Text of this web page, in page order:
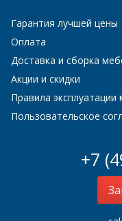
Гарантия лучшей цены
Оплата
Доставка и сборка
Акции и скидки
Правила эксплуатации
Пользовательское
+7